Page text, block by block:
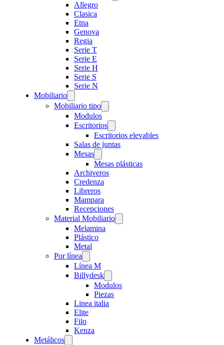
Allegro
Clasica
Etna
Genova
Regia
Serie T
Serie E
Serie H
Serie S
Serie N
Mobiliario
Mobiliario tipo
Modulos
Escritorios
Escritorios elevables
Salas de juntas
Mesas
Mesas plásticas
Archiveros
Credenza
Libreros
Mampara
Recepciones
Material Mobiliario
Melamina
Plástico
Metal
Por línea
Línea M
Billydesk
Modulos
Piezas
Linea italia
Elite
Filo
Kenza
Metálicos